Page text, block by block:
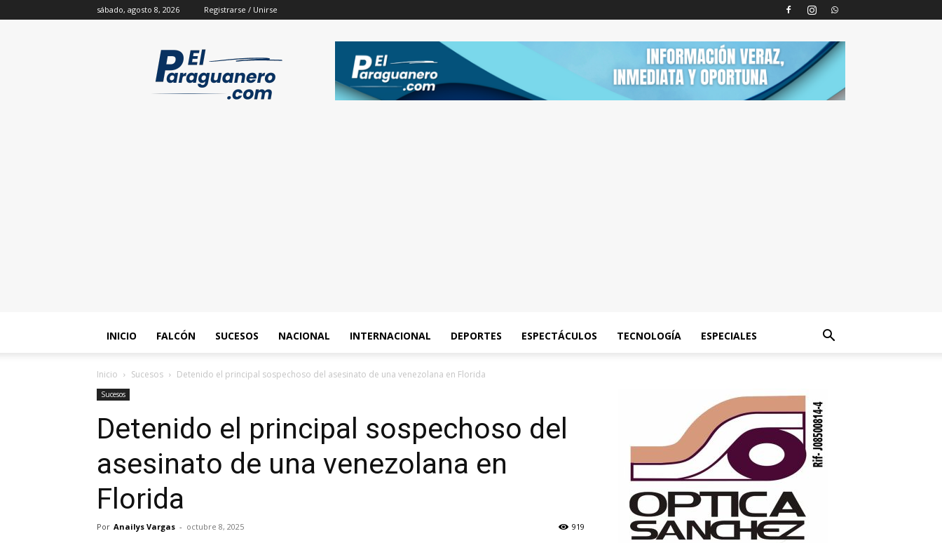
sábado, agosto 8, 2026 Registrarse / Unirse
INICIO FALCÓN SUCESOS NACIONAL INTERNACIONAL DEPORTES ESPECTÁCULOS TECNOLOGÍA ESPECIALES
Inicio Sucesos Detenido el principal sospechoso del asesinato de una venezolana en Florida
Sucesos
Detenido el principal sospechoso del
asesinato de una venezolana en
Florida
Por Anailys Vargas - octubre 8, 2025 919